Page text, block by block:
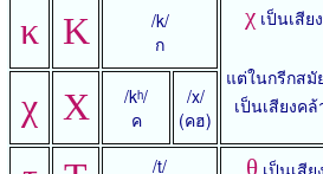
κ Κ
/k/
ก
χเป็นเสีย
แต่ในกรีกสมั
เป็นเสียงค
χ Χ
/kʰ/
ค
/x/
(คฮ)
/t/
θเป็นเสีย